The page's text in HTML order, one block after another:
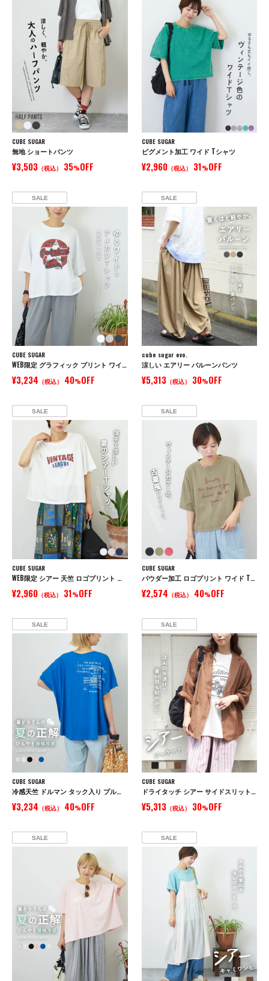
CUBE SUGAR
無地 ショートパンツ
¥3,503 （税込） 35%OFF
CUBE SUGAR
ピグメント加工 ワイド Tシャツ
¥2,960（税込） 31%OFF
SALE
CUBE SUGAR
WEB限定 グラフィック プリント ワイド Tシャツ
¥3,234 （税込） 40%OFF
SALE
cube sugar evo.
涼しい エアリー バルーンパンツ
¥5,313（税込） 30%OFF
SALE
CUBE SUGAR
WEB限定 シアー 天竺 ロゴプリント ワイド Tシャツ
¥2,960 （税込） 31%OFF
SALE
CUBE SUGAR
パウダー加工 ロゴプリント ワイド Tシャツ
¥2,574 （税込） 40%OFF
SALE
CUBE SUGAR
冷感天竺 ドルマン タック入り プルオーバー Tシャツ
¥3,234 （税込） 40%OFF
SALE
CUBE SUGAR
ドライタッチ シアー サイドスリット テーラード ジャケット
¥5,313（税込） 30%OFF
SALE SALE